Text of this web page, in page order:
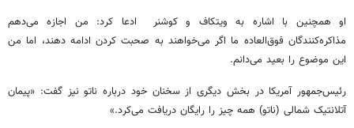
او همچنین با اشاره به ویتکاف و کوشنر ادعا کرد: من اجازه می‌دهم
مذاکره‌کنندگان فوق‌العاده ما اگر می‌خواهند به صحبت کردن ادامه دهند، اما من
این موضوع را بعید می‌دانم.
رئیس‌جمهور آمریکا در بخش دیگری از سخنان خود درباره ناتو نیز گفت: «پیمان
آتلانتیک شمالی (ناتو) همه چیز را رایگان دریافت می‌کرد.»